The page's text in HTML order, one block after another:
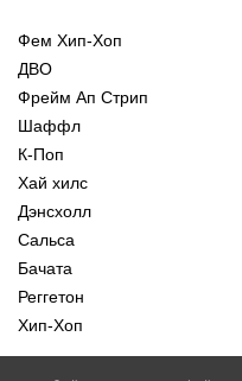
Фем Хип-Хоп
ДВО
Фрейм Ап Стрип
Шаффл
К-Поп
Хай хилс
Дэнсхолл
Сальса
Бачата
Реггетон
Хип-Хоп